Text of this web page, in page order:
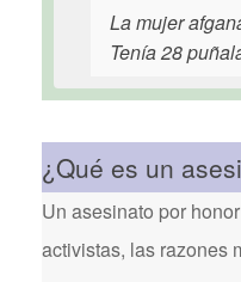
La mujer
Tenía 28
¿Qué es un
Un asesinato por
activistas, las razones